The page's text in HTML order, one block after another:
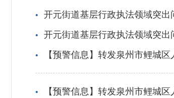
开元街道基层行政执法领域突
开元街道基层行政执法领域突
【预警信息】转发泉州市鲤城
【预警信息】转发泉州市鲤城